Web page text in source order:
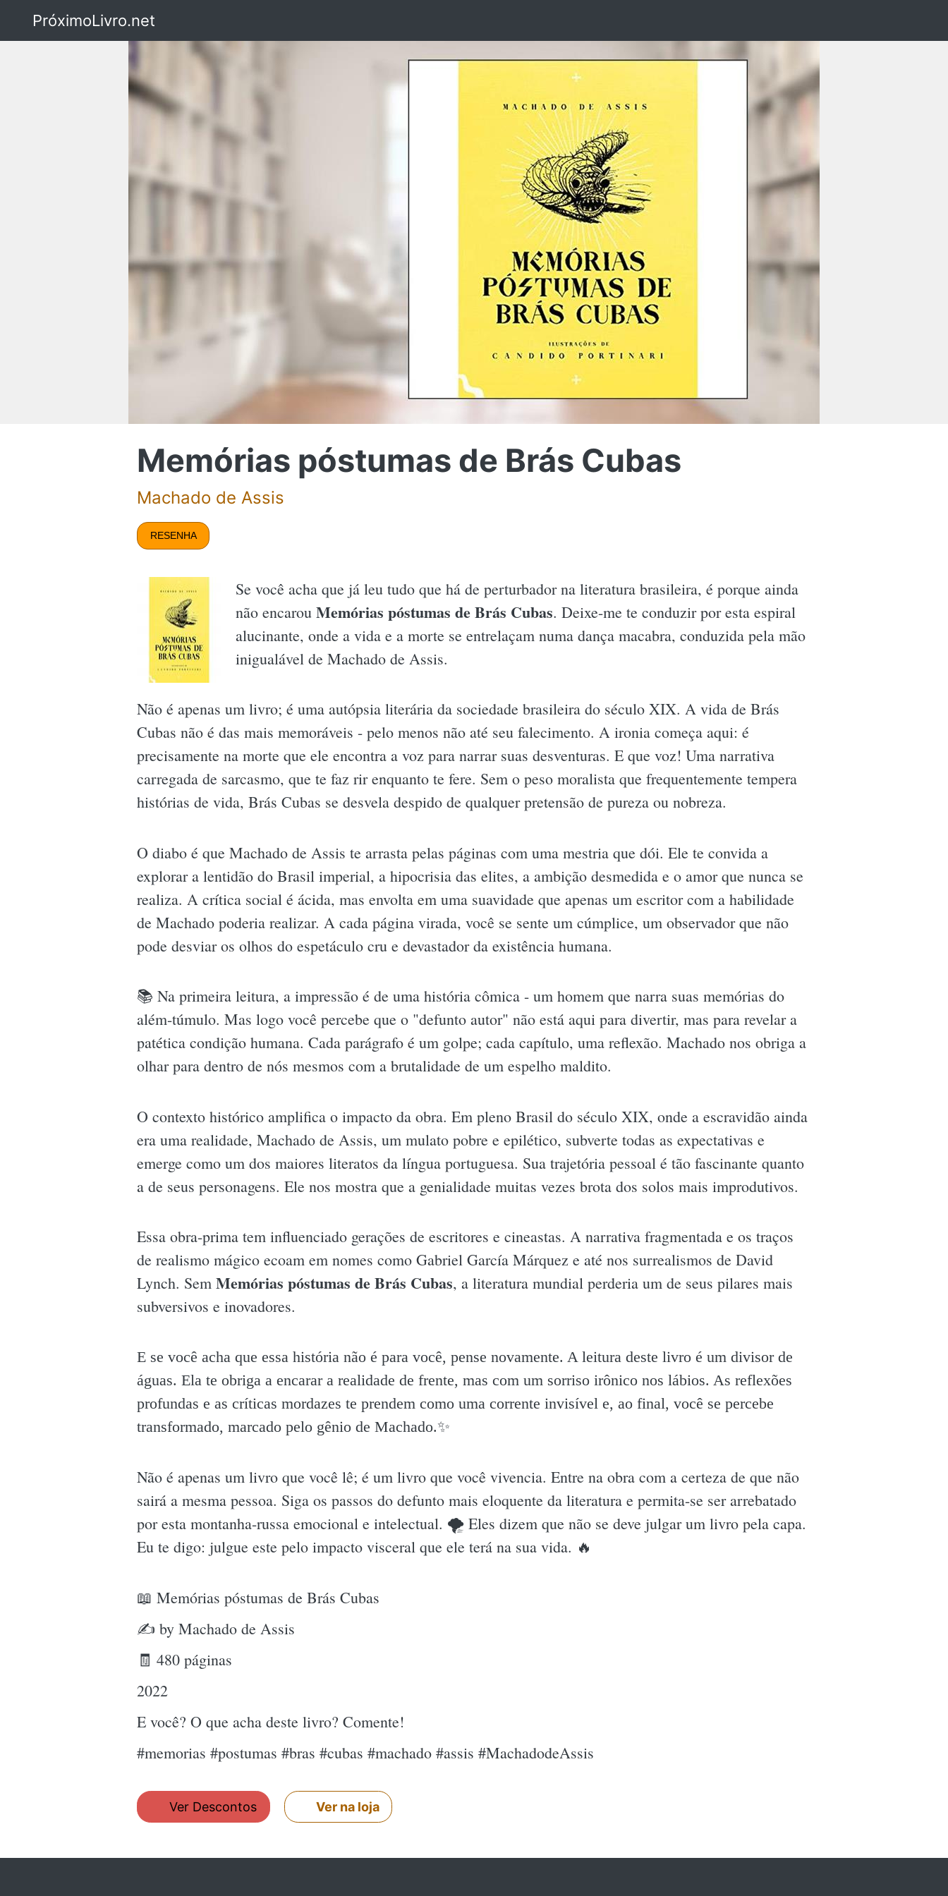
PróximoLivro.net
Memórias póstumas de Brás Cubas
Machado de Assis
RESENHA
Se você acha que já leu tudo que há de perturbador na literatura brasileira, é porque ainda
não encarou Memórias póstumas de Brás Cubas. Deixe-me te conduzir por esta espiral
alucinante, onde a vida e a morte se entrelaçam numa dança macabra, conduzida pela mão
inigualável de Machado de Assis.
Não é apenas um livro; é uma autópsia literária da sociedade brasileira do século XIX. A vida de Brás
Cubas não é das mais memoráveis - pelo menos não até seu falecimento. A ironia começa aqui: é
precisamente na morte que ele encontra a voz para narrar suas desventuras. E que voz! Uma narrativa
carregada de sarcasmo, que te faz rir enquanto te fere. Sem o peso moralista que frequentemente tempera
histórias de vida, Brás Cubas se desvela despido de qualquer pretensão de pureza ou nobreza.
O diabo é que Machado de Assis te arrasta pelas páginas com uma mestria que dói. Ele te convida a
explorar a lentidão do Brasil imperial, a hipocrisia das elites, a ambição desmedida e o amor que nunca se
realiza. A crítica social é ácida, mas envolta em uma suavidade que apenas um escritor com a habilidade
de Machado poderia realizar. A cada página virada, você se sente um cúmplice, um observador que não
pode desviar os olhos do espetáculo cru e devastador da existência humana.
📚 Na primeira leitura, a impressão é de uma história cômica - um homem que narra suas memórias do
além-túmulo. Mas logo você percebe que o "defunto autor" não está aqui para divertir, mas para revelar a
patética condição humana. Cada parágrafo é um golpe; cada capítulo, uma reflexão. Machado nos obriga a
olhar para dentro de nós mesmos com a brutalidade de um espelho maldito.
O contexto histórico amplifica o impacto da obra. Em pleno Brasil do século XIX, onde a escravidão ainda
era uma realidade, Machado de Assis, um mulato pobre e epilético, subverte todas as expectativas e
emerge como um dos maiores literatos da língua portuguesa. Sua trajetória pessoal é tão fascinante quanto
a de seus personagens. Ele nos mostra que a genialidade muitas vezes brota dos solos mais improdutivos.
Essa obra-prima tem influenciado gerações de escritores e cineastas. A narrativa fragmentada e os traços
de realismo mágico ecoam em nomes como Gabriel García Márquez e até nos surrealismos de David
Lynch. Sem Memórias póstumas de Brás Cubas, a literatura mundial perderia um de seus pilares mais
subversivos e inovadores.
E se você acha que essa história não é para você, pense novamente. A leitura deste livro é um divisor de
águas. Ela te obriga a encarar a realidade de frente, mas com um sorriso irônico nos lábios. As reflexões
profundas e as críticas mordazes te prendem como uma corrente invisível e, ao final, você se percebe
transformado, marcado pelo gênio de Machado.✨️
Não é apenas um livro que você lê; é um livro que você vivencia. Entre na obra com a certeza de que não
sairá a mesma pessoa. Siga os passos do defunto mais eloquente da literatura e permita-se ser arrebatado
por esta montanha-russa emocional e intelectual. 🌪 Eles dizem que não se deve julgar um livro pela capa.
Eu te digo: julgue este pelo impacto visceral que ele terá na sua vida. 🔥
📖 Memórias póstumas de Brás Cubas
✍ by Machado de Assis
🧾 480 páginas
2022
E você? O que acha deste livro? Comente!
#memorias #postumas #bras #cubas #machado #assis #MachadodeAssis
Ver Descontos Ver na loja